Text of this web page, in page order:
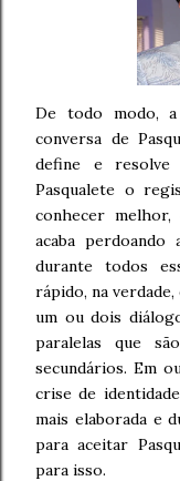
De todo modo,
conversa de
define e resolve
Pasqualete o
conhecer
acaba
durante todos
rápido, na
um ou dois
paralelas que
secundários. Em
crise de
mais elaborada e
para aceitar
para isso.